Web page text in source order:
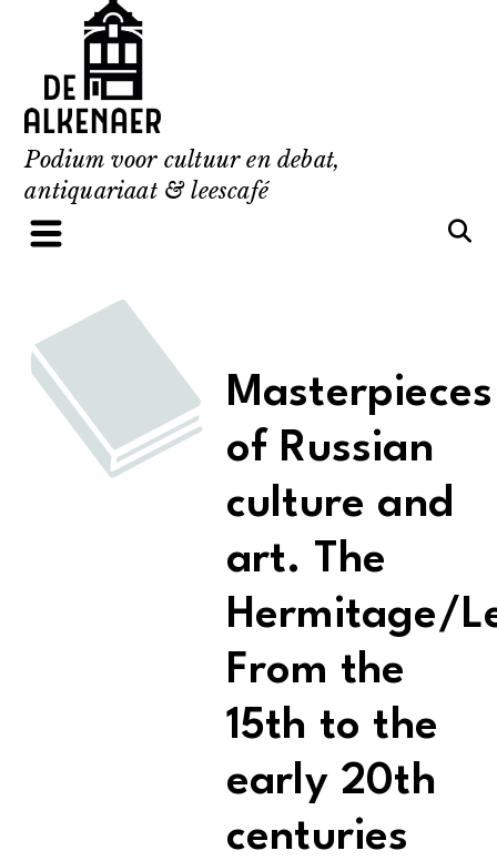
content
Podium voor cultuur en debat,
antiquariaat & leescafé
Masterpieces
of Russian
culture and
art. The
Hermitage/
From the
15th to the
early 20th
centuries